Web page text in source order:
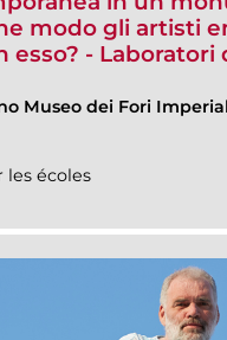
modo gli artisti
esso? - Laboratori
Museo dei Fori
écoles